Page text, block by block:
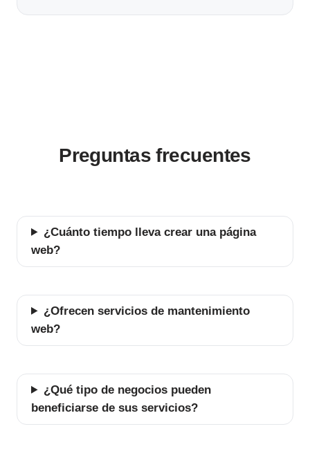
Preguntas frecuentes
¿Cuánto tiempo lleva crear una página
web?
¿Ofrecen servicios de mantenimiento
web?
¿Qué tipo de negocios pueden
beneficiarse de sus servicios?